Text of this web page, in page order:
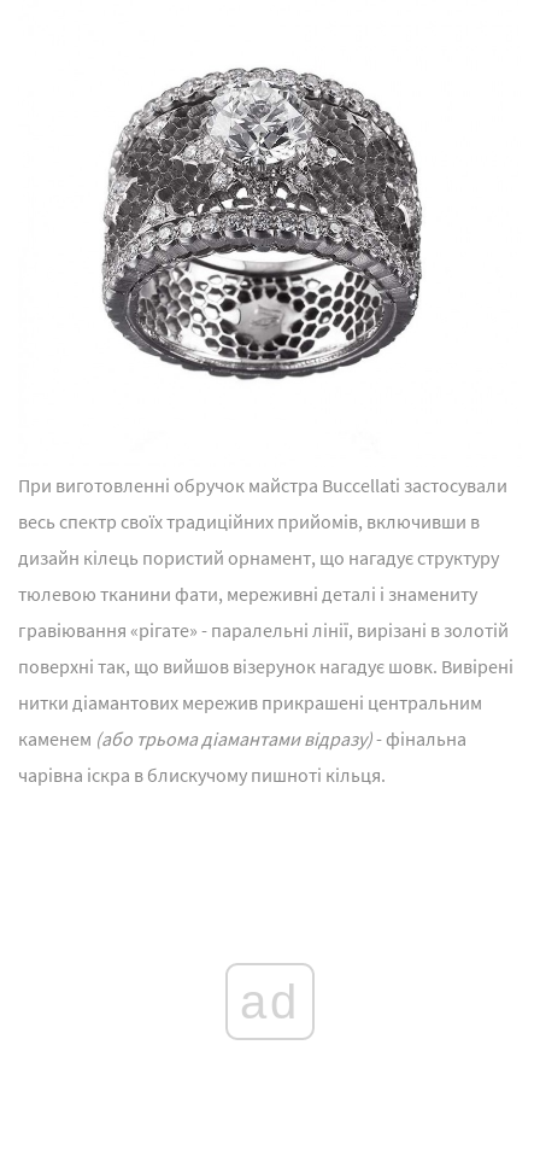
При виготовленні обручок майстра Buccellati застосували
весь спектр своїх традиційних прийомів, включивши в
дизайн кілець пористий орнамент, що нагадує структуру
тюлевою тканини фати, мереживні деталі і знамениту
гравіювання «рігате» - паралельні лінії, вирізані в золотій
поверхні так, що вийшов візерунок нагадує шовк. Вивірені
нитки діамантових мережив прикрашені центральним
каменем (або трьома діамантами відразу)- фінальна
чарівна іскра в блискучому пишноті кільця.
ad